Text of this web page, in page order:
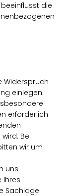
beeinflusst die
Widerspruch
einlegen.
erforderlich
Bei
wir um
uns
Ihres
Sachlage